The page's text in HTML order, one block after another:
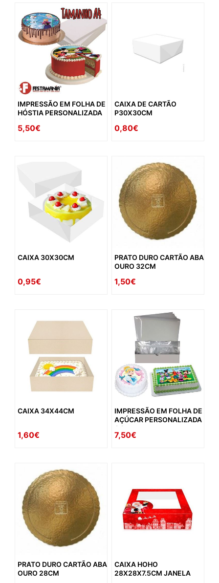
IMPRESSÃO EM FOLHA DE
HÓSTIA PERSONALIZADA
A4
5,50€
CAIXA DE CARTÃO
P30X30CM
0,80€
CAIXA 30X30CM
0,95€
PRATO DURO CARTÃO ABA
OURO 32CM
1,50€
CAIXA 34X44CM
1,60€
IMPRESSÃO EM FOLHA DE
AÇÚCAR PERSONALIZADA
A4
7,50€
PRATO DURO CARTÃO ABA
OURO 28CM
CAIXA HOHO
28X28X7.5CM JANELA